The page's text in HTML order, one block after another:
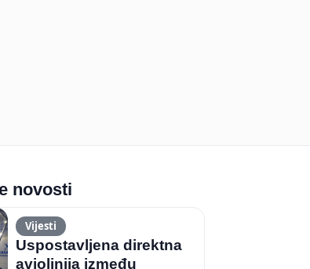
novosti
Vijesti
Uspostavljena direktna
aviolinija između